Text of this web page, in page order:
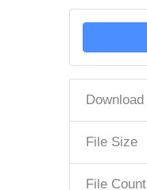
Download
File Size
File Count